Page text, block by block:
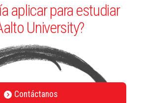
aplicar para estudiar
University?
Contáctanos